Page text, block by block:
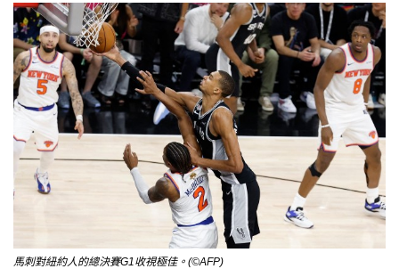
馬刺對紐約人的總決賽G1收視極佳。(©AFP)